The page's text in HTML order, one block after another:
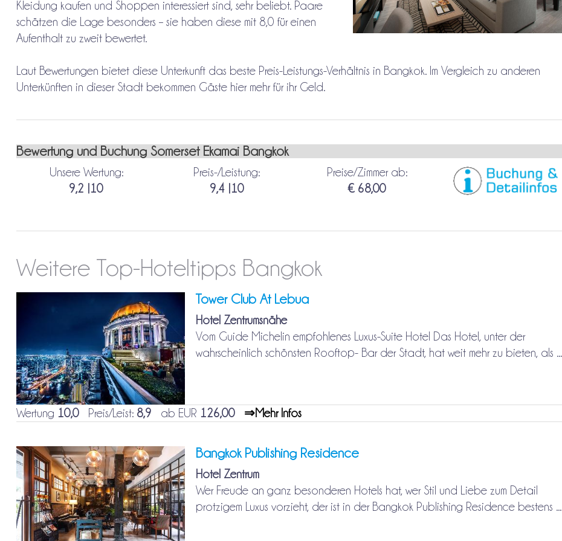
Kleidung kaufen und Shoppen interessiert sind, sehr beliebt. Paare
schätzen die Lage besonders – sie haben diese mit 8,0 für einen
Aufenthalt zu zweit bewertet.
Laut Bewertungen bietet diese Unterkunft das beste Preis-Leistungs-Verhältnis in Bangkok. Im Vergleich zu anderen
Unterkünften in dieser Stadt bekommen Gäste hier mehr für ihr Geld.
Bewertung und Buchung Somerset Ekamai Bangkok
Unsere Wertung:
9,2 |10
Preis-/Leistung:
9,4 |10
Preise/Zimmer ab:
€ 68,00
Weitere Top-Hoteltipps Bangkok
Tower Club At Lebua
Hotel Zentrumsnähe
Vom Guide Michelin empfohlenes Luxus-Suite Hotel Das Hotel, unter der
wahrscheinlich schönsten Rooftop- Bar der Stadt, hat weit mehr zu bieten, als ...
Wertung 10,0Preis/Leist: 8,9 ab EUR 126,00 ⇒Mehr Infos
Bangkok Publishing Residence
Hotel Zentrum
Wer Freude an ganz besonderen Hotels hat, wer Stil und Liebe zum Detail
protzigem Luxus vorzieht, der ist in der Bangkok Publishing Residence bestens ...